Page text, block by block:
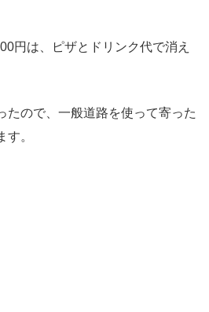
円は、ピザとドリンク代で消え
たので、一般道路を使って寄った
。